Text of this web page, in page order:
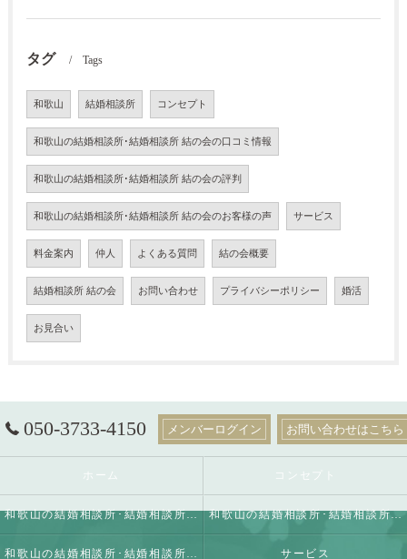
タグ Tags
和歌山 結婚相談所 コンセプト
和歌山の結婚相談所･結婚相談所 結の会の口コミ情報
和歌山の結婚相談所･結婚相談所 結の会の評判
和歌山の結婚相談所･結婚相談所 結の会のお客様の声 サービス
料金案内 仲人 よくある質問 結の会概要
結婚相談所 結の会 お問い合わせ プライバシーポリシー 婚活
お見合い
050-3733-4150 メンバーログイン お問い合わせはこちら
ホーム コンセプト
和歌山の結婚相談所･結婚相談所 結の会の口コミ情報 和歌山の結婚相談所･結婚相談所 結の会の評判
和歌山の結婚相談所･結婚相談所 結の会のお客様の声 サービス